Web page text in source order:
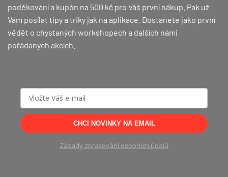
poděkování a kupón na 500 kč pro Váš první nákup. Pak už
Vám posílat tipy a triky jak na aplikace. Dostanete jako první
vědět o chystaných workshopech a dalších námi
pořádaných akcích.
CHCI NOVINKY NA EMAIL
Zásady zpracování osobních údajů